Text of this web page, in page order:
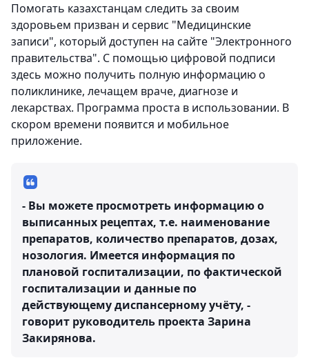
Помогать казахстанцам следить за своим
здоровьем призван и сервис "Медицинские
записи", который доступен на сайте "Электронного
правительства". С помощью цифровой подписи
здесь можно получить полную информацию о
поликлинике, лечащем враче, диагнозе и
лекарствах. Программа проста в использовании. В
скором времени появится и мобильное
приложение.
- Вы можете просмотреть информацию о
выписанных рецептах, т.е. наименование
препаратов, количество препаратов, дозах,
нозология. Имеется информация по
плановой госпитализации, по фактической
госпитализации и данные по
действующему диспансерному учёту, -
говорит руководитель проекта Зарина
Закирянова.